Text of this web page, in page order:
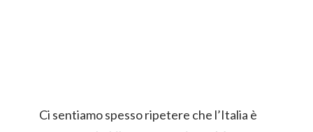
Ci sentiamo spesso ripetere che l’Italia è